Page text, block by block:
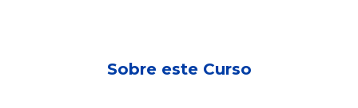
Sobre este Curso